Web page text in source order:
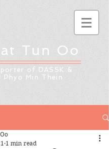
Tun Oo
of DASSK &
Phyo Min Thein
1 min read